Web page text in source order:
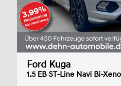
Ford Kuga
1.5 EB ST-Line Navi Bi-